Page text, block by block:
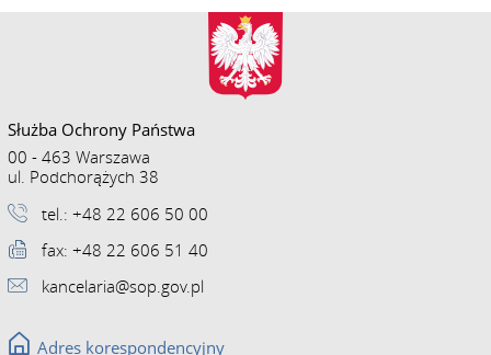
Służba Ochrony Państwa
00 - 463 Warszawa
ul. Podchorążych 38
tel.: +48 22 606 50 00
fax: +48 22 606 51 40
kancelaria@sop.gov.pl
Adres korespondencyjny